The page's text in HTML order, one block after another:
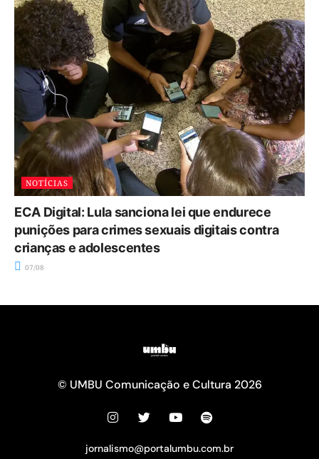
NOTÍCIAS
ECA Digital: Lula sanciona lei que endurece
punições para crimes sexuais digitais contra
crianças e adolescentes
07/08
© UMBU Comunicação e Cultura 2026
jornalismo@portalumbu.com.br